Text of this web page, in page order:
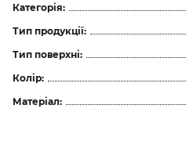
Категорія:
Тип продукції:
Тип поверхні:
Колір:
Матеріал: